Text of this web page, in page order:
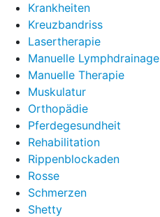
Krankheiten
Kreuzbandriss
Lasertherapie
Manuelle Lymphdrainage
Manuelle Therapie
Muskulatur
Orthopädie
Pferdegesundheit
Rehabilitation
Rippenblockaden
Rosse
Schmerzen
Shetty